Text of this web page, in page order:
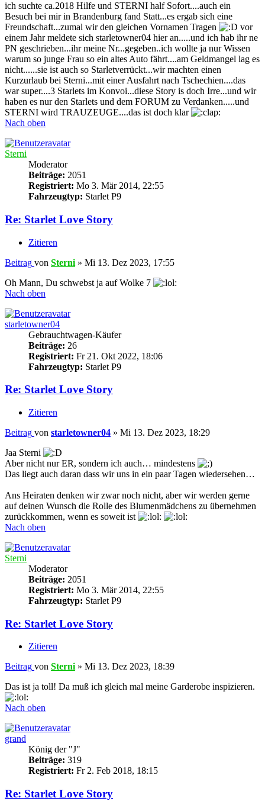
ich suchte ca.2018 Hilfe und STERNI half Sofort....auch ein
Besuch bei mir in Brandenburg fand Statt...es ergab sich eine
Freundschaft...zumal wir den gleichen Vornamen Tragen
vor
einem Jahr meldete sich starletowner04 hier an.....und ich hab ihr ne
PN geschrieben...ihr meine Nr...gegeben..ich wollte ja nur Wissen
warum so junge Frau so ein altes Auto fährt....am Geldmangel lag es
nicht......sie ist auch so Starletverrückt...wir machten einen
Kurzurlaub bei Sterni...mit einer Ausfahrt nach Tschechien....das
war super....3 Starlets im Konvoi...diese Story is doch Irre...und wir
haben es nur den Starlets und dem FORUM zu Verdanken.....und
STERNI wird TRAUZEUGE....das ist doch klar
Nach oben
Sterni
Moderator
Beiträge: 2051
Registriert: Mo 3. Mär 2014, 22:55
Fahrzeugtyp: Starlet P9
Re: Starlet Love Story
Zitieren
Beitrag von Sterni » Mi 13. Dez 2023, 17:55
Oh Mann, Du schwebst ja auf Wolke 7
Nach oben
starletowner04
Gebrauchtwagen-Käufer
Beiträge: 26
Registriert: Fr 21. Okt 2022, 18:06
Fahrzeugtyp: Starlet P9
Re: Starlet Love Story
Zitieren
Beitrag von starletowner04 » Mi 13. Dez 2023, 18:29
Jaa Sterni
Aber nicht nur ER, sondern ich auch… mindestens
Das liegt auch daran dass wir uns in ein paar Tagen wiedersehen…
Ans Heiraten denken wir zwar noch nicht, aber wir werden gerne
auf deinen Wunsch die Rolle des Blumenmädchens zu übernehmen
zurückkommen, wenn es soweit ist
Nach oben
Sterni
Moderator
Beiträge: 2051
Registriert: Mo 3. Mär 2014, 22:55
Fahrzeugtyp: Starlet P9
Re: Starlet Love Story
Zitieren
Beitrag von Sterni» Mi 13. Dez 2023, 18:39
Das ist ja toll! Da muß ich gleich mal meine Garderobe inspizieren.
Nach oben
grand
König der "J"
Beiträge: 319
Registriert: Fr 2. Feb 2018, 18:15
Re: Starlet Love Story